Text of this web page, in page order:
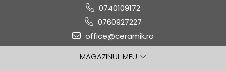
TAKARA
0740109172
0760927227
office@ceramik.ro
MAGAZINUL MEU